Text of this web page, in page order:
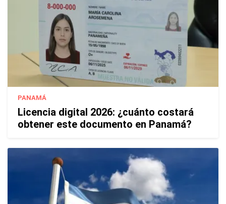
PANAMÁ
Licencia digital 2026: ¿cuánto costará
obtener este documento en Panamá?